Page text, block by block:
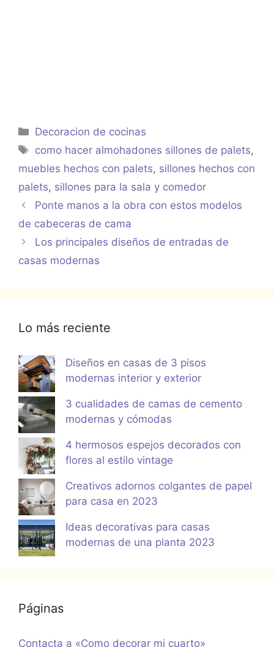
Categorías
Decoracion de cocinas
Etiquetas
como hacer almohadones sillones de palets,
muebles hechos con palets, sillones hechos con
palets, sillones para la sala y comedor
Ponte manos a la obra con estos modelos
de cabeceras de cama
Los principales diseños de entradas de
casas modernas
Lo más reciente
Diseños en casas de 3 pisos
modernas interior y exterior
3 cualidades de camas de cemento
modernas y cómodas
4 hermosos espejos decorados con
flores al estilo vintage
Creativos adornos colgantes de papel
para casa en 2023
Ideas decorativas para casas
modernas de una planta 2023
Páginas
Contacta a «Como decorar mi cuarto»